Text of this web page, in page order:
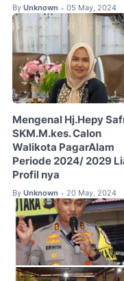
By Unknown • 05 May, 2024
Mengenal Hj.Hepy
SKM.M.kes. Calon
Walikota PagarAlam
Periode 2024/ 2029
Profil nya
By Unknown • 20 May, 2024